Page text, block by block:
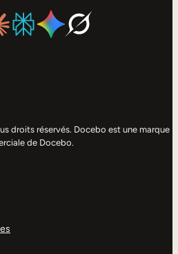
droits réservés. Docebo est une marque
de Docebo.